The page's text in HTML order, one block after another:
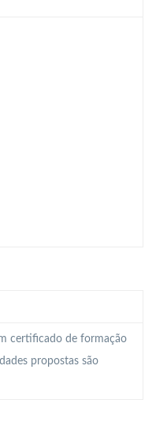
certificado de formação
propostas são